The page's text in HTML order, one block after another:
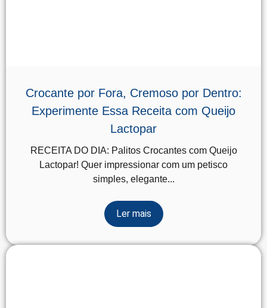
Crocante por Fora, Cremoso por Dentro:
Experimente Essa Receita com Queijo
Lactopar
RECEITA DO DIA: Palitos Crocantes com Queijo
Lactopar! Quer impressionar com um petisco
simples, elegante...
Ler mais